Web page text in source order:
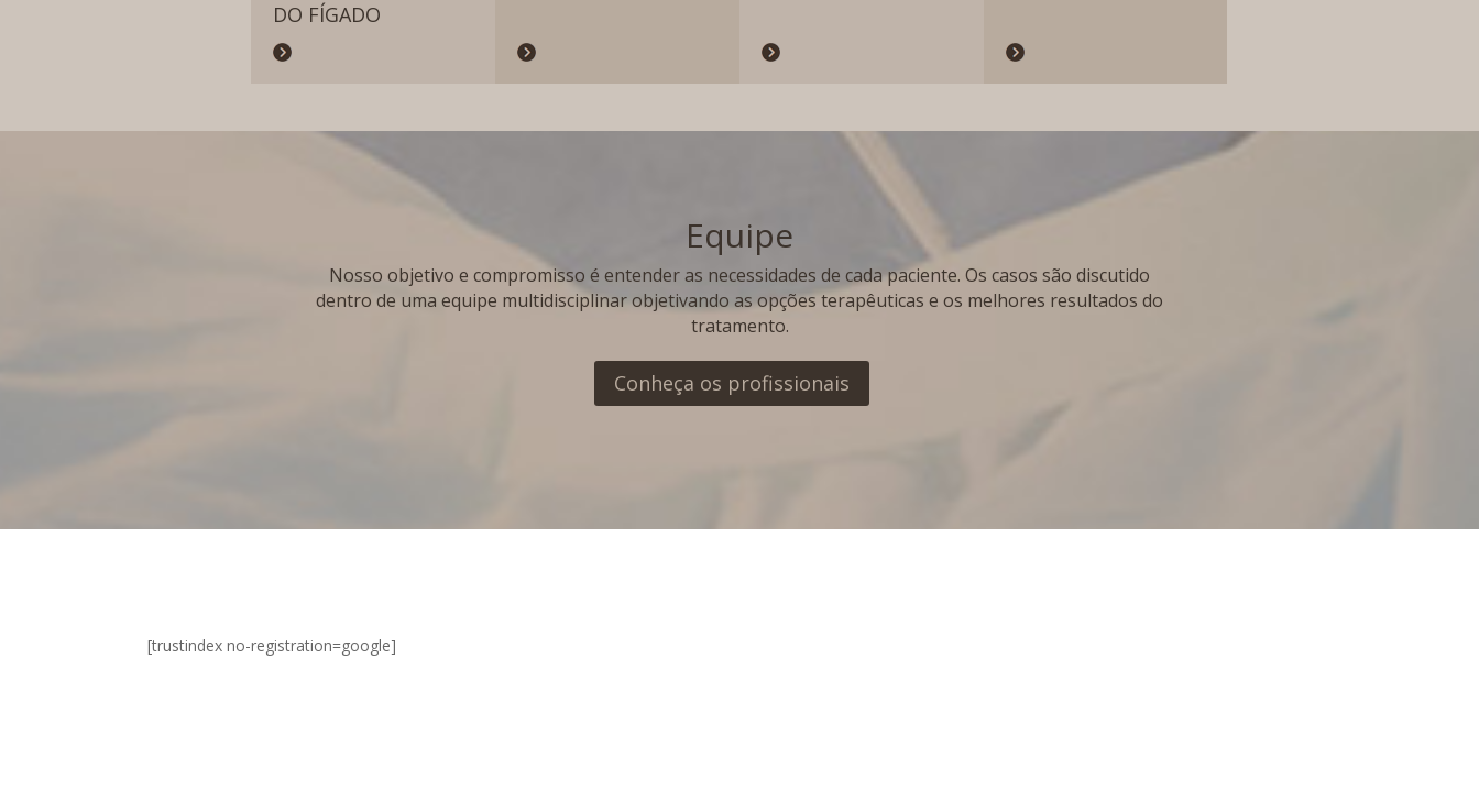
DO FÍGADO
Equipe
Nosso objetivo e compromisso é entender as necessidades de cada paciente. Os casos são discutido
dentro de uma equipe multidisciplinar objetivando as opções terapêuticas e os melhores resultados do
tratamento.
Conheça os profissionais
[trustindex no-registration=google]